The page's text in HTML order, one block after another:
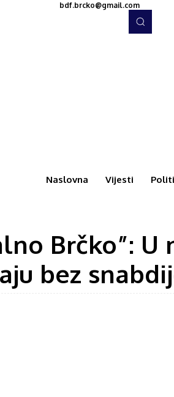
bdf.brcko@gmail.com
Naslovna Vijesti
Brčko”:
bez